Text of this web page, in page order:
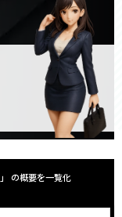
」 の概要を一覧化